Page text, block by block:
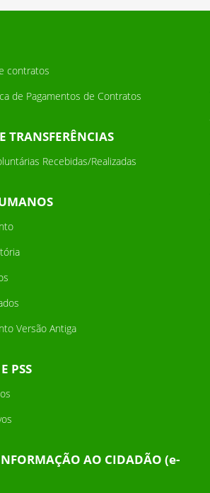
contratos
de Pagamentos de Contratos
TRANSFERÊNCIAS
Recebidas/Realizadas
Versão Antiga
PSS
AO CIDADÃO (e-